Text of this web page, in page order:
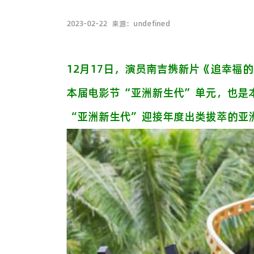
2023-02-22 来源：undefined
12月17日，演员南吉携新片《追幸福
本届电影节“亚洲新生代”单元，也是
“亚洲新生代”迎接年度出类拔萃的亚